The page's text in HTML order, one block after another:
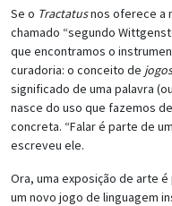
Se o Tractatusnos oferece a
chamado “segundo
que encontramos o
curadoria: o conceito de
significado de uma palavra
nasce do uso que fazemos
concreta. “Falar é parte de
escreveu ele.
Ora, uma exposição de arte
um novo jogo de linguagem